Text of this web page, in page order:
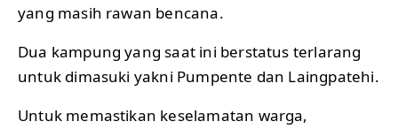
yang masih rawan bencana.
Dua kampung yang saat ini berstatus terlarang
untuk dimasuki yakni Pumpente dan Laingpatehi.
Untuk memastikan keselamatan warga,